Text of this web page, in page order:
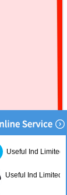
Useful Ind Limited
Useful Ind Limited